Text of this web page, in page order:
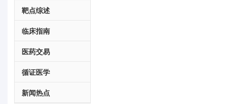
靶点综述
临床指南
医药交易
循证医学
新闻热点